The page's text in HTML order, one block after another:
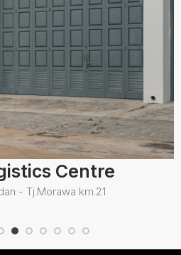
Centre
- Tj.Morawa km.21